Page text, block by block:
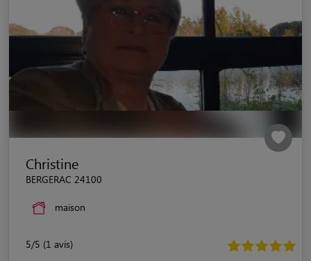
Christine
BERGERAC 24100
maison
5/5 (1 avis)